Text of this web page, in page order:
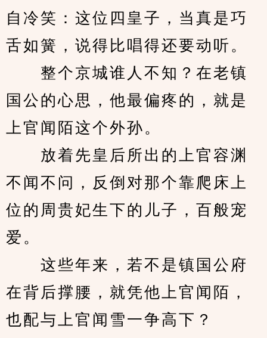
自冷笑：这位四皇子，当真是巧
舌如簧，说得比唱得还要动听。
整个京城谁人不知？在老镇
国公的心思，他最偏疼的，就是
上官闻陌这个外孙。
放着先皇后所出的上官容渊
不闻不问，反倒对那个靠爬床上
位的周贵妃生下的儿子，百般宠
爱。
这些年来，若不是镇国公府
在背后撑腰，就凭他上官闻陌，
也配与上官闻雪一争高下？